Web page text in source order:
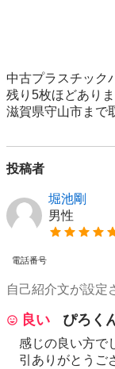
中古プラスチック
残り5枚ほどありま
滋賀県守山市まで
投稿者
堀池剛
男性
電話番号
自己紹介文が設定
良い ぴろく
感じの良い方で
引ありがとうご